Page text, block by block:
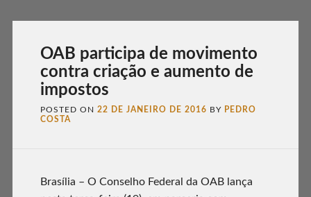
OAB participa de movimento
contra criação e aumento de
impostos
POSTED ON 22 DE JANEIRO DE 2016 BY PEDRO
COSTA
Brasília – O Conselho Federal da OAB lança